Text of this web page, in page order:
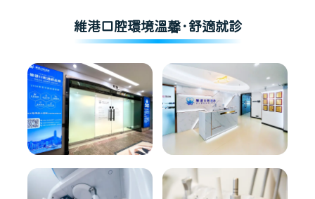
維港口腔環境溫馨·舒適就診